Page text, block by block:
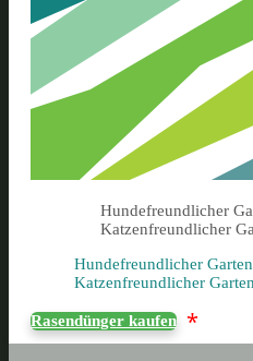
Hundefreundlicher
Katzenfreundlicher
Hundefreundlicher Garten
Katzenfreundlicher Garten
Rasendünger kaufen *